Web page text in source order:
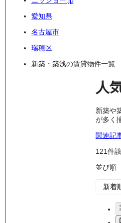
愛知県
名古屋市
瑞穂区
新築・築浅の賃貸物件一覧
人
新築や
が多く
関連記
121件
並び順